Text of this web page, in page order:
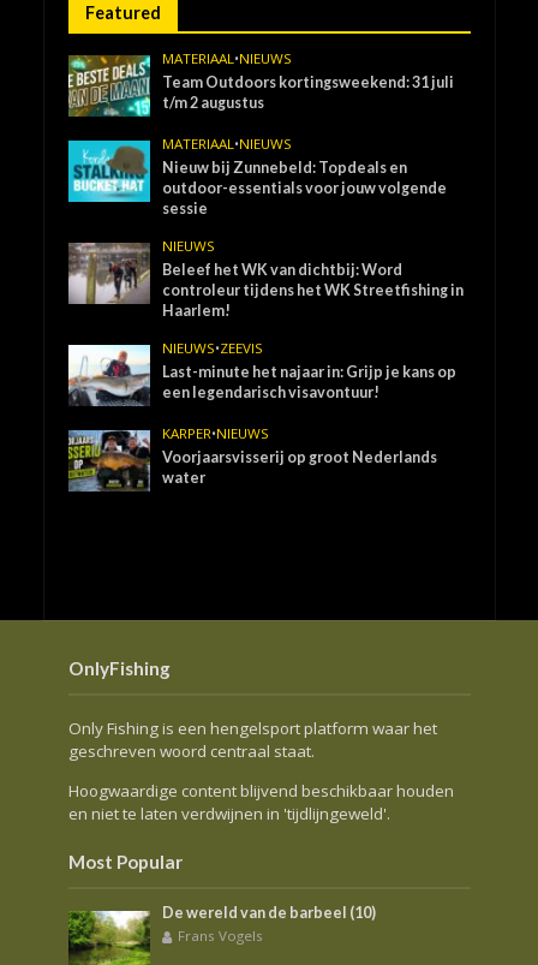
Featured
MATERIAAL •NIEUWS
Team Outdoors kortingsweekend: 31 juli
t/m 2 augustus
MATERIAAL •NIEUWS
Nieuw bij Zunnebeld: Topdeals en
outdoor-essentials voor jouw volgende
sessie
NIEUWS
Beleef het WK van dichtbij: Word
controleur tijdens het WK Streetfishing in
Haarlem!
NIEUWS•ZEEVIS
Last-minute het najaar in: Grijp je kans op
een legendarisch visavontuur!
KARPER•NIEUWS
Voorjaarsvisserij op groot Nederlands
water
OnlyFishing
Only Fishing is een hengelsport platform waar het
geschreven woord centraal staat.
Hoogwaardige content blijvend beschikbaar houden
en niet te laten verdwijnen in 'tijdlijngeweld'.
Most Popular
De wereld van de barbeel (10)
Frans Vogels